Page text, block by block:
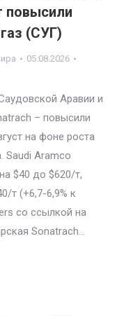
повысили
(СУГ)
05.08.2026
Аравии и
– повысили
на фоне роста
Saudi Aramco
$40 до $620/т,
т (+6,7-6,9% к
со ссылкой на
Sonatrach…